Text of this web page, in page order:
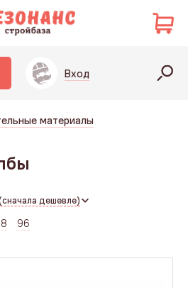
Вход
материалы
дешевле)
96